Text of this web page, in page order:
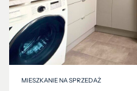
MIESZKANIE NA SPRZEDAŻ